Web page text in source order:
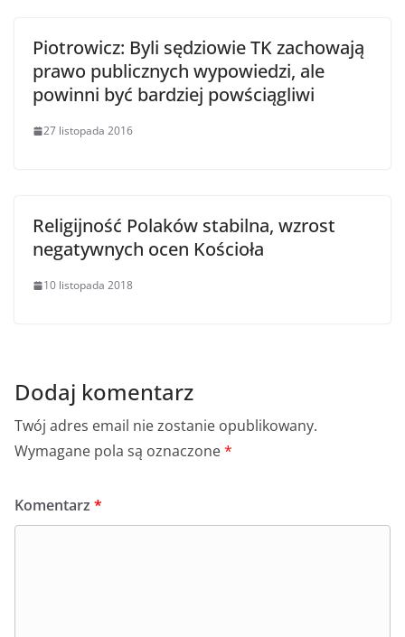
Piotrowicz: Byli sędziowie TK zachowają
prawo publicznych wypowiedzi, ale
powinni być bardziej powściągliwi
27 listopada 2016
Religijność Polaków stabilna, wzrost
negatywnych ocen Kościoła
10 listopada 2018
Dodaj komentarz
Twój adres email nie zostanie opublikowany.
Wymagane pola są oznaczone*
Komentarz *